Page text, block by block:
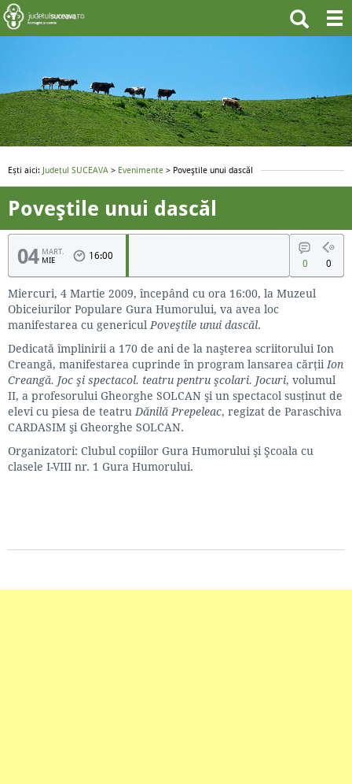
Ești aici: Județul SUCEAVA > Evenimente > Poveştile unui dascăl
Poveştile unui dascăl
04 MART.
MIE
16:00
0 0
Miercuri, 4 Martie 2009, începând cu ora 16:00, la Muzeul
Obiceiurilor Populare Gura Humorului, va avea loc
manifestarea cu genericul Poveştile unui dascăl.
Dedicată împlinirii a 170 de ani de la naşterea scriitorului Ion
Creangă, manifestarea cuprinde în program lansarea cărţii Ion
Creangă. Joc şi spectacol. teatru pentru şcolari. Jocuri, volumul
II, a profesorului Gheorghe SOLCAN şi un spectacol susţinut de
elevi cu piesa de teatru Dănilă Prepeleac, regizat de Paraschiva
CARDASIM şi Gheorghe SOLCAN.
Organizatori: Clubul copiilor Gura Humorului şi Şcoala cu
clasele I-VIII nr. 1 Gura Humorului.